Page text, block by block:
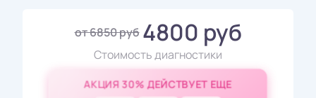
от 6850 руб 4800 руб
Стоимость диагностики
АКЦИЯ 30% ДЕЙСТВУЕТ ЕЩЕ